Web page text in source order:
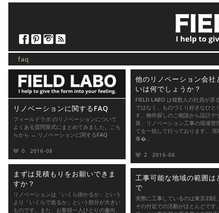
faq
リノベーションに関するFAQ
フィールドラボ のリノベーションについて
よくある質問形式にまとめてみました。こち
らから → リノベーションに関するFAQ
0 2016-08
他のリノベーション会社
いは何でしょうか？
FIELD LABO は複数人の社員が居
ではなく、ものづくり好きなひと
す。物件探しのご相談から設計デ
算、リノベーション工事の現場管
てを一括して行っております。
事�...
2 2016-06
まずは見積もりをお願いできま
すか？
リノベーションは「いくら掛かるか」という
より「いくらで造るか」という部分が大きい
ものです。また、お客様一人ひとりの趣向、
工事可能な地域の範囲は
で
実際に工事しているのは東京23区
その付近での活動がほとんどです